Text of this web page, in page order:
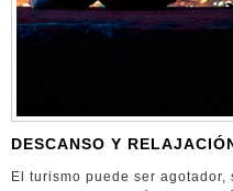
DESCANSO Y
El turismo puede ser